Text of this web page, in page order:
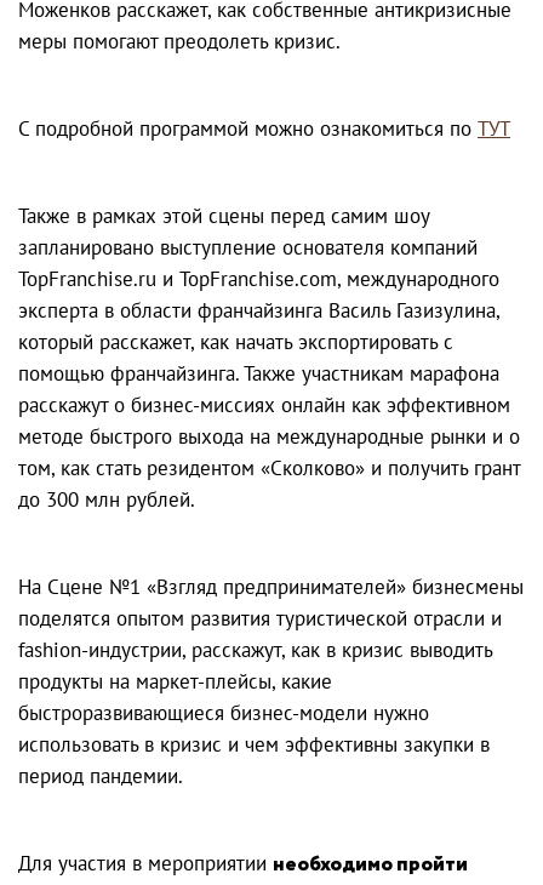
Моженков расскажет, как собственные антикризисные
меры помогают преодолеть кризис.
С подробной программой можно ознакомиться по ТУТ
Также в рамках этой сцены перед самим шоу
запланировано выступление основателя компаний
TopFranchise.ru и TopFranchise.com, международного
эксперта в области франчайзинга Василь Газизулина,
который расскажет, как начать экспортировать с
помощью франчайзинга. Также участникам марафона
расскажут о бизнес-миссиях онлайн как эффективном
методе быстрого выхода на международные рынки и о
том, как стать резидентом «Сколково» и получить грант
до 300 млн рублей.
На Сцене №1 «Взгляд предпринимателей» бизнесмены
поделятся опытом развития туристической отрасли и
fashion-индустрии, расскажут, как в кризис выводить
продукты на маркет-плейсы, какие
быстроразвивающиеся бизнес-модели нужно
использовать в кризис и чем эффективны закупки в
период пандемии.
Для участия в мероприятии необходимо пройти